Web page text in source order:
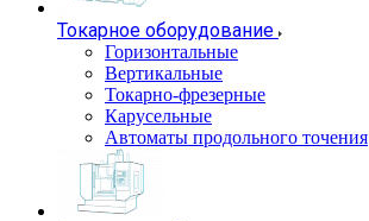
Токарное оборудование
Горизонтальные
Вертикальные
Токарно-фрезерные
Карусельные
Автоматы продольного точения